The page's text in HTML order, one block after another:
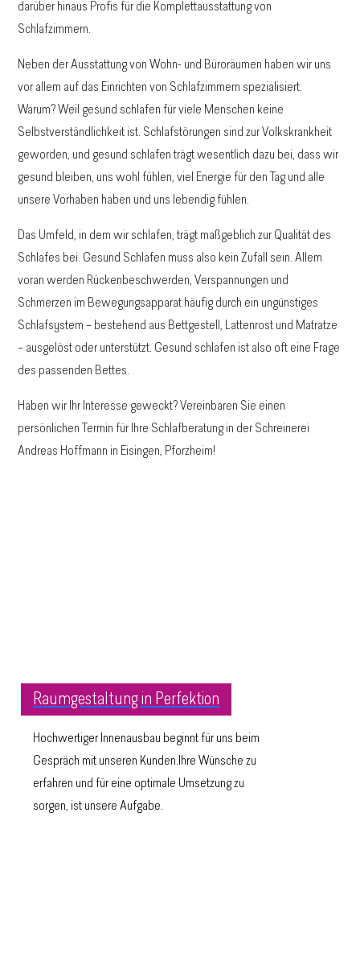
darüber hinaus Profis für die Komplettausstattung von
Schlafzimmern.
Neben der Ausstattung von Wohn- und Büroräumen haben wir uns
vor allem auf das Einrichten von Schlafzimmern spezialisiert.
Warum? Weil gesund schlafen für viele Menschen keine
Selbstverständlichkeit ist. Schlafstörungen sind zur Volkskrankheit
geworden, und gesund schlafen trägt wesentlich dazu bei, dass wir
gesund bleiben, uns wohl fühlen, viel Energie für den Tag und alle
unsere Vorhaben haben und uns lebendig fühlen.
Das Umfeld, in dem wir schlafen, trägt maßgeblich zur Qualität des
Schlafes bei. Gesund Schlafen muss also kein Zufall sein. Allem
voran werden Rückenbeschwerden, Verspannungen und
Schmerzen im Bewegungsapparat häufig durch ein ungünstiges
Schlafsystem – bestehend aus Bettgestell, Lattenrost und Matratze
– ausgelöst oder unterstützt. Gesund schlafen ist also oft eine Frage
des passenden Bettes.
Haben wir Ihr Interesse geweckt? Vereinbaren Sie einen
persönlichen Termin für Ihre Schlafberatung in der Schreinerei
Andreas Hoffmann in Eisingen, Pforzheim!
Raumgestaltung in Perfektion
Hochwertiger Innenausbau beginnt für uns beim
Gespräch mit unseren Kunden.Ihre Wünsche zu
erfahren und für eine optimale Umsetzung zu
sorgen, ist unsere Aufgabe.